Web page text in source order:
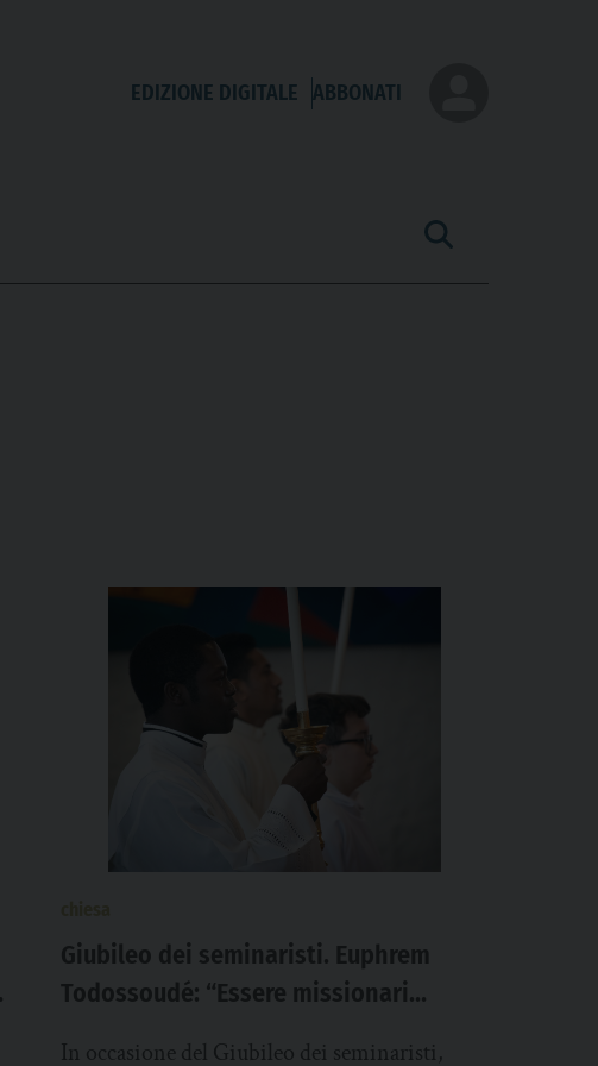
EDIZIONE DIGITALE ABBONATI
Giubileo dei seminaristi. Euphrem
Todossoudé: “Essere missionari
In occasione del Giubileo dei seminaristi,